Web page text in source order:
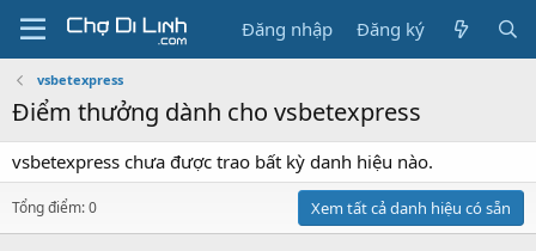
Đăng nhập Đăng ký
vsbetexpress
Điểm thưởng dành cho vsbetexpress
vsbetexpress chưa được trao bất kỳ danh hiệu nào.
Tổng điểm: 0 Xem tất cả danh hiệu có sẵn